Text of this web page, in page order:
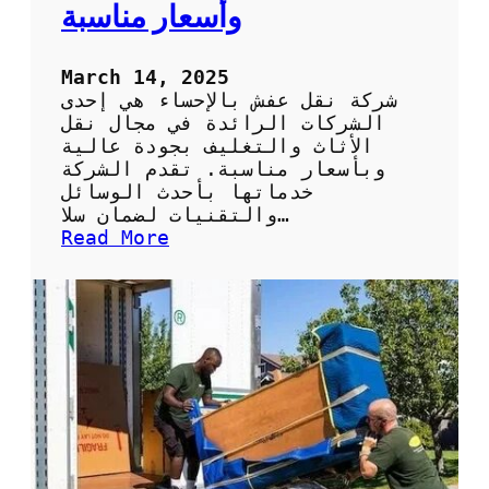
ر
خ
م
ا
ت
م
ي
ة
و
أ
س
ع
ا
ر
وأسعار مناسبة
March 14, 2025
شركة نقل عفش بالإحساء هي إحدى
الشركات الرائدة في مجال نقل
الأثاث والتغليف بجودة عالية
وبأسعار مناسبة. تقدم الشركة
خدماتها بأحدث الوسائل
والتقنيات لضمان سلا…
Read More
ف
ض
ل
خ
د
م
ا
ت
ش